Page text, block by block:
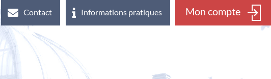
Contact Informations pratiques Mon compte